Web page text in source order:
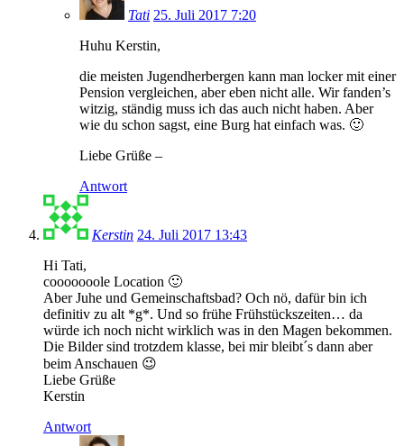
Tati 25. Juli 2017 7:20
Huhu Kerstin,
die meisten Jugendherbergen kann man locker mit einer
Pension vergleichen, aber eben nicht alle. Wir fanden’s
witzig, ständig muss ich das auch nicht haben. Aber
wie du schon sagst, eine Burg hat einfach was. 🙂
Liebe Grüße –
Antwort
Kerstin 24. Juli 2017 13:43
Hi Tati,
cooooooole Location 🙂
Aber Juhe und Gemeinschaftsbad? Och nö, dafür bin ich
definitiv zu alt *g*. Und so frühe Frühstückszeiten… da
würde ich noch nicht wirklich was in den Magen bekommen.
Die Bilder sind trotzdem klasse, bei mir bleibt´s dann aber
beim Anschauen 😉
Liebe Grüße
Kerstin
Antwort